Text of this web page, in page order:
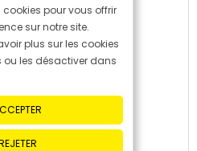
pour vous offrir
sur notre site.
plus sur les cookies
ou les désactiver dans